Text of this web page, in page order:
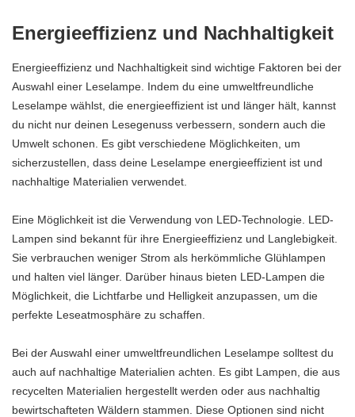
Energieeffizienz und Nachhaltigkeit
Energieeffizienz und Nachhaltigkeit sind wichtige Faktoren bei der
Auswahl einer Leselampe. Indem du eine umweltfreundliche
Leselampe wählst, die energieeffizient ist und länger hält, kannst
du nicht nur deinen Lesegenuss verbessern, sondern auch die
Umwelt schonen. Es gibt verschiedene Möglichkeiten, um
sicherzustellen, dass deine Leselampe energieeffizient ist und
nachhaltige Materialien verwendet.
Eine Möglichkeit ist die Verwendung von LED-Technologie. LED-
Lampen sind bekannt für ihre Energieeffizienz und Langlebigkeit.
Sie verbrauchen weniger Strom als herkömmliche Glühlampen
und halten viel länger. Darüber hinaus bieten LED-Lampen die
Möglichkeit, die Lichtfarbe und Helligkeit anzupassen, um die
perfekte Leseatmosphäre zu schaffen.
Bei der Auswahl einer umweltfreundlichen Leselampe solltest du
auch auf nachhaltige Materialien achten. Es gibt Lampen, die aus
recycelten Materialien hergestellt werden oder aus nachhaltig
bewirtschafteten Wäldern stammen. Diese Optionen sind nicht